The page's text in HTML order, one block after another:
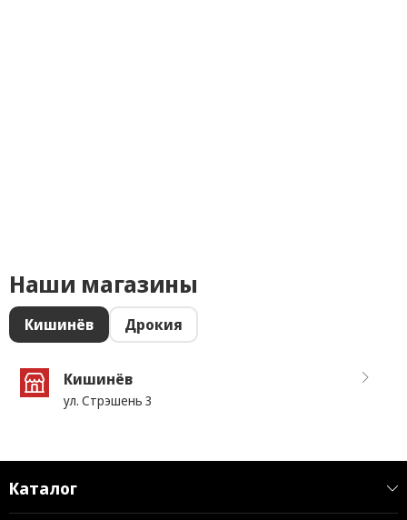
Наши магазины
Кишинёв Дрокия
Кишинёв
ул. Стрэшень 3
Каталог